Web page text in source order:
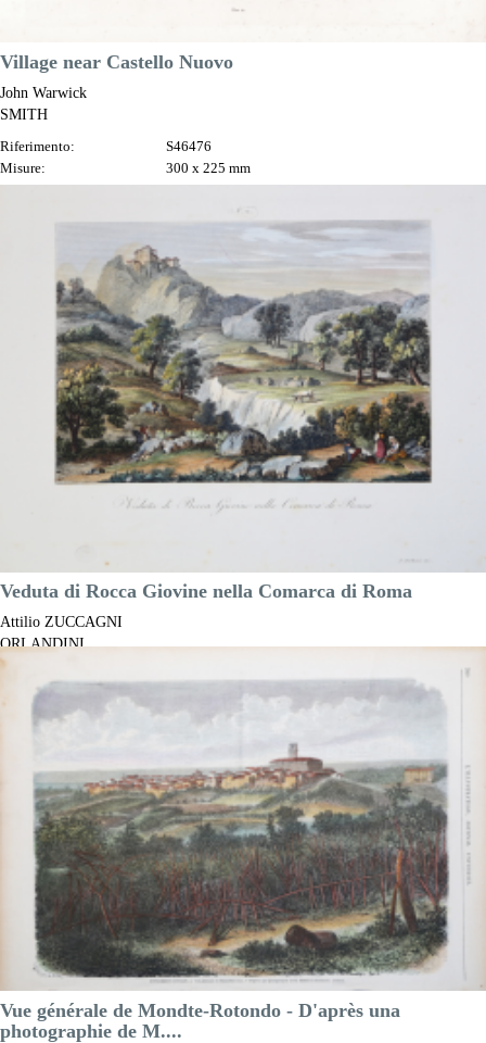
Village near Castello Nuovo
John Warwick
SMITH
Riferimento:
S46476
Misure:
300 x 225 mm
Anno:
1792 ca.
Anteprima
DESCRIZIONE
Veduta di Rocca Giovine nella Comarca di Roma
Attilio ZUCCAGNI
ORLANDINI
Misure:
300 x 265 mm
Prezzo
80,00 €
Anteprima
DESCRIZIONE
Vue générale de Mondte-Rotondo - D'après una
photographie de M....